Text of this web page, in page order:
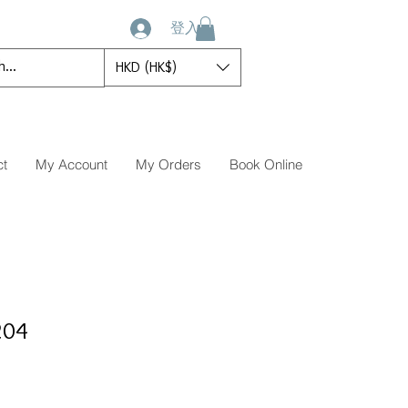
登入
HKD (HK$)
My Account My Orders Book Online